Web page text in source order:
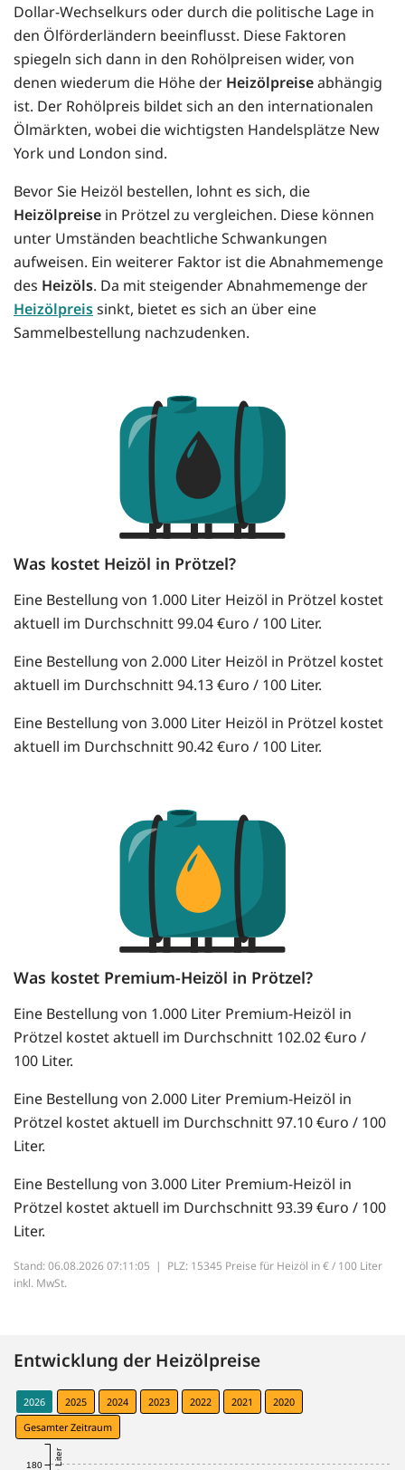
Dollar-Wechselkurs oder durch die politische Lage in
den Ölförderländern beeinflusst. Diese Faktoren
spiegeln sich dann in den Rohölpreisen wider, von
denen wiederum die Höhe der Heizölpreiseabhängig
ist. Der Rohölpreis bildet sich an den internationalen
Ölmärkten, wobei die wichtigsten Handelsplätze New
York und London sind.
Bevor Sie Heizöl bestellen, lohnt es sich, die
Heizölpreise in Prötzel zu vergleichen. Diese können
unter Umständen beachtliche Schwankungen
aufweisen. Ein weiterer Faktor ist die Abnahmemenge
des Heizöls. Da mit steigender Abnahmemenge der
Heizölpreissinkt, bietet es sich an über eine
Sammelbestellung nachzudenken.
Was kostet Heizöl in Prötzel?
Eine Bestellung von 1.000 Liter Heizöl in Prötzel kostet
aktuell im Durchschnitt 99.04 €uro / 100 Liter.
Eine Bestellung von 2.000 Liter Heizöl in Prötzel kostet
aktuell im Durchschnitt 94.13 €uro / 100 Liter.
Eine Bestellung von 3.000 Liter Heizöl in Prötzel kostet
aktuell im Durchschnitt 90.42 €uro / 100 Liter.
Was kostet Premium-Heizöl in Prötzel?
Eine Bestellung von 1.000 Liter Premium-Heizöl in
Prötzel kostet aktuell im Durchschnitt 102.02 €uro /
100 Liter.
Eine Bestellung von 2.000 Liter Premium-Heizöl in
Prötzel kostet aktuell im Durchschnitt 97.10 €uro / 100
Liter.
Eine Bestellung von 3.000 Liter Premium-Heizöl in
Prötzel kostet aktuell im Durchschnitt 93.39 €uro / 100
Liter.
Stand: 06.08.2026 07:11:05 | PLZ: 15345 Preise für Heizöl in € / 100 Liter
inkl. MwSt.
Entwicklung der Heizölpreise
2026 2025 2024 2023 2022 2021
2020
Gesamter Zeitraum
180